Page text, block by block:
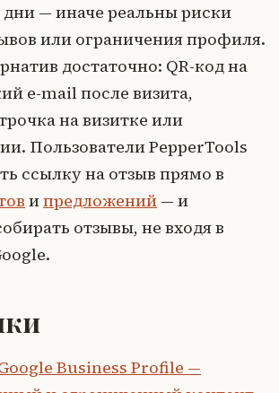
— иначе реальны риски
или ограничения профиля.
достаточно: QR-код на
e-mail после визита,
на визитке или
Пользователи PepperTools
ссылку на отзыв прямо в
ипредложений — и
отзывы, не входя в
Business Profile —